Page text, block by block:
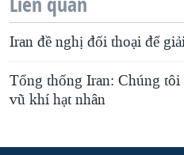
Iran đề nghị đối thoại để
Tổng thống Iran: Chúng
vũ khí hạt nhân